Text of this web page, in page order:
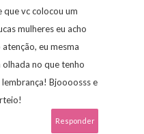
que vc colocou um
mulheres eu acho
eu mesma
no que tenho
Bjoooosss e
Responder